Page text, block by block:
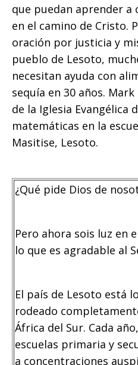
que puedan aprender
en el camino de Cristo.
oración por justicia y
pueblo de Lesoto,
necesitan ayuda con
sequía en 30 años.
de la Iglesia Evangélica
matemáticas en la
Masitise, Lesoto.
¿Qué pide Dios de
Pero ahora sois luz en
lo que es agradable al
El país de Lesoto está
rodeado
África del Sur. Cada
escuelas primaria y
a concentraciones